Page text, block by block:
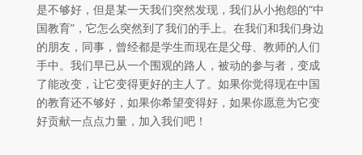
是不够好，但是某一天我们突然发现，我们从小抱怨的“中
国教育”，它怎么突然到了我们的手上。在我们和我们身边
的朋友，同事，曾经都是学生而现在是父母、教师的人们
手中。我们早已从一个围观的路人，被动的参与者，变成
了能改变，让它变得更好的主人了。如果你觉得现在中国
的教育还不够好，如果你希望变得好，如果你愿意为它变
好贡献一点点力量，加入我们吧！